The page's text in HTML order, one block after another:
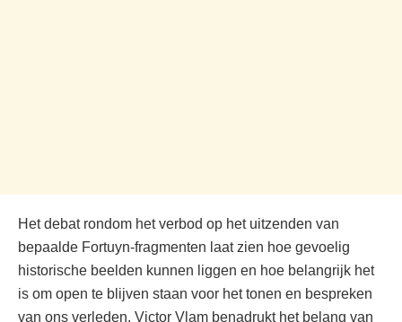
Het debat rondom het verbod op het uitzenden van
bepaalde Fortuyn-fragmenten laat zien hoe gevoelig
historische beelden kunnen liggen en hoe belangrijk het
is om open te blijven staan voor het tonen en bespreken
van ons verleden. Victor Vlam benadrukt het belang van